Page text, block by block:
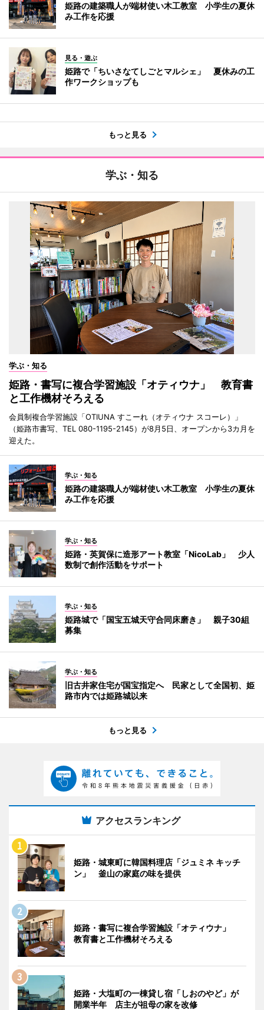
姫路の建築職人が端材使い木工教室 小学生の夏休
み工作を応援
見る・遊ぶ
姫路で「ちいさなてしごとマルシェ」 夏休みの工
作ワークショップも
もっと見る
学ぶ・知る
学ぶ・知る
姫路・書写に複合学習施設「オティウナ」 教育書
と工作機材そろえる
会員制複合学習施設「OTIUNA すこーれ（オティウナ スコーレ）」
（姫路市書写、TEL 080-1195-2145）が8月5日、オープンから3カ月を
迎えた。
学ぶ・知る
姫路の建築職人が端材使い木工教室 小学生の夏休
み工作を応援
学ぶ・知る
姫路・英賀保に造形アート教室「NicoLab」 少人
数制で創作活動をサポート
学ぶ・知る
姫路城で「国宝五城天守合同床磨き」 親子30組
募集
学ぶ・知る
旧古井家住宅が国宝指定へ 民家として全国初、姫
路市内では姫路城以来
もっと見る
アクセスランキング
姫路・城東町に韓国料理店「ジュミネ キッチ
ン」 釜山の家庭の味を提供
姫路・書写に複合学習施設「オティウナ」
教育書と工作機材そろえる
姫路・大塩町の一棟貸し宿「しおのやど」が
開業半年 店主が祖母の家を改修